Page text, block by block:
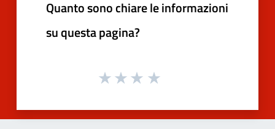
Quanto sono chiare le informazioni
su questa pagina?